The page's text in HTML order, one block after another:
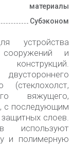
материалы
Субэконом
устройства
и
(стеклохолст,
вяжущего,
с последующим
слоев.
используют
и полимерную